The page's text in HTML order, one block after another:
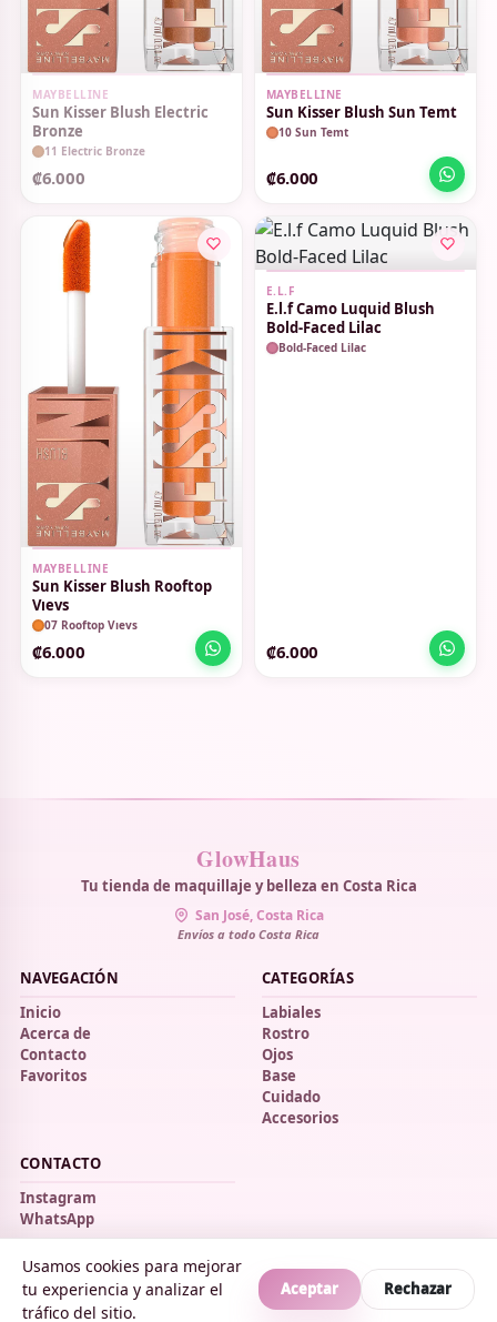
SIN STOCK
MAYBELLINE
Sun Kisser Blush Electric
Bronze
11 Electric Bronze
₡6.000
MAYBELLINE
Sun Kisser Blush Sun Temt
10 Sun Temt
₡6.000
MAYBELLINE
Sun Kisser Blush Rooftop
Vıevs
07 Rooftop Vıevs
₡6.000
E.L.F
E.l.f Camo Luquid Blush
Bold-Faced Lilac
Bold-Faced Lilac
₡6.000
GlowHaus
Tu tienda de maquillaje y belleza en Costa Rica
San José, Costa Rica
Envíos a todo Costa Rica
NAVEGACIÓN
Inicio
Acerca de
Contacto
Favoritos
CATEGORÍAS
Labiales
Rostro
Ojos
Base
Cuidado
Accesorios
CONTACTO
Instagram
WhatsApp
© 2026 GlowHaus. Todos los derechos reservados.
Usamos cookies para mejorar
tu experiencia y analizar el
tráfico del sitio.
Aceptar Rechazar